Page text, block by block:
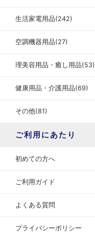
生活家電用品(242)
空調機器用品(27)
理美容用品・癒し用品(53)
健康用品・介護用品(69)
その他(81)
ご利用にあたり
初めての方へ
ご利用ガイド
よくある質問
プライバシーポリシー